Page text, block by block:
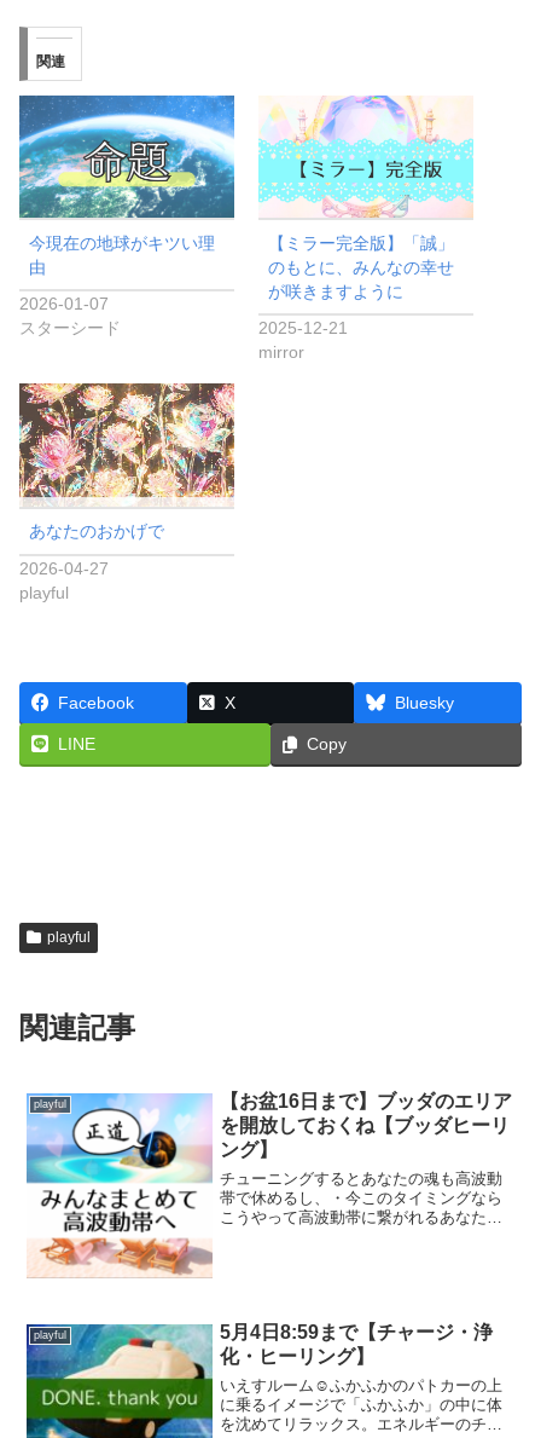
関連
今現在の地球がキツい理
由
2026-01-07
スターシード
【ミラー完全版】「誠」
のもとに、みんなの幸せ
が咲きますように
2025-12-21
mirror
あなたのおかげで
2026-04-27
playful
Facebook X Bluesky
LINE Copy
playful
関連記事
playful
【お盆16日まで】ブッダのエリア
を開放しておくね【ブッダヒーリ
ング】
チューニングするとあなたの魂も高波動
帯で休めるし、・今このタイミングなら
こうやって高波動帯に繋がれるあなたに
playful
5月4日8:59まで【チャージ・浄
化・ヒーリング】
いえすルーム☺︎ふかふかのパトカーの上
に乗るイメージで「ふかふか」の中に体
を沈めてリラックス。エネルギーのチャ